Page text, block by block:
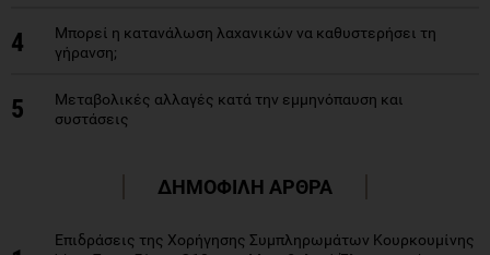
4
Μπορεί η κατανάλωση λαχανικών να καθυστερήσει τη
γήρανση;
5
Μεταβολικές αλλαγές κατά την εμμηνόπαυση και
συστάσεις
ΔΗΜΟΦΙΛΗ ΑΡΘΡΑ
Επιδράσεις της Χορήγησης Συμπληρωμάτων Κουρκουμίνης